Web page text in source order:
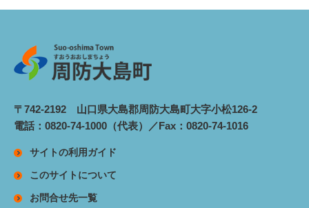
〒742-2192 山口県大島郡周防大島町大字小松126-2
電話：0820-74-1000（代表）／Fax：0820-74-1016
サイトの利用ガイド
このサイトについて
お問合せ先一覧